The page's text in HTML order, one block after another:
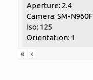
Aperture: 2.4
Camera: SM-N960F
Iso: 125
Orientation: 1
«
‹